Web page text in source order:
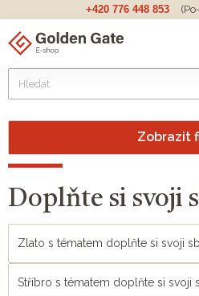
+420 776 448 853
Zobrazit
Doplňte si svoji
Zlato s tématem doplňte si svoji
Stříbro s tématem doplňte si svoji